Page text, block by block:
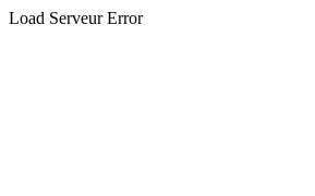
Load Serveur Error